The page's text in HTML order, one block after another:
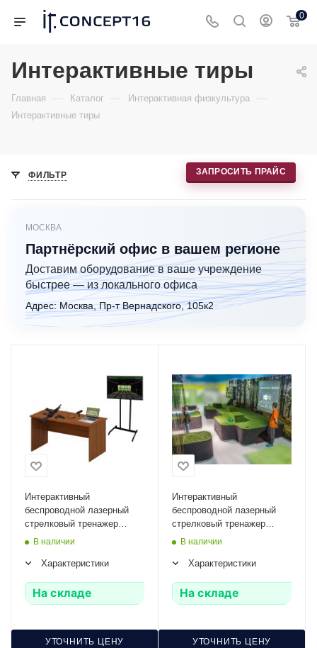
0
Интерактивные тиры
Главная — Каталог — Интерактивная физкультура —
Интерактивные тиры
ФИЛЬТР ЗАПРОСИТЬ ПРАЙС
МОСКВА
Партнёрский офис в вашем регионе
Доставим оборудование в ваше учреждение
быстрее — из локального офиса
Адрес: Москва, Пр-т Вернадского, 105к2
Интерактивный
беспроводной лазерный
стрелковый тренажер
"Штурмовик-2/М" Zarnitza
массогабаритные макеты
В наличии
Характеристики
На складе
УТОЧНИТЬ ЦЕНУ
Интерактивный
беспроводной лазерный
стрелковый тренажер
"Меткий" Zarnitza
В наличии
Характеристики
На складе
УТОЧНИТЬ ЦЕНУ